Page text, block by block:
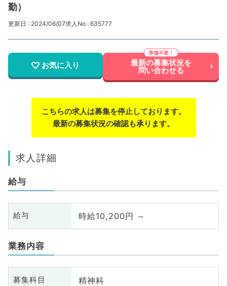
勤）
更新日 : 2024/06/07求人No : 635777
お気に入り 最新の募集状況を
問い合わせる
こちらの求人は募集を停止しております。
最新の募集状況の確認も承ります。
求人詳細
給与
給与 時給10,200円 ～
業務内容
募集科目 精神科